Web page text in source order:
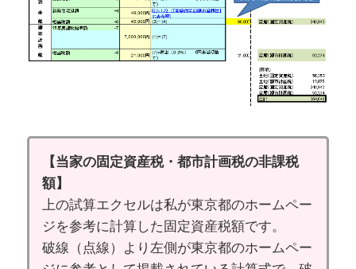
【当家の固定資産税・都市計画税の非課税
額】
上の試算エクセルは私が東京都のホームペー
ジを参考に計算した固定資産税額です。
破線（点線）より左側が東京都のホームペー